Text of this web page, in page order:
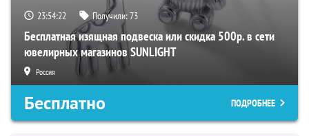
23:54:21 Получили:73
Бесплатная изящная подвеска или скидка 500р. в сети
ювелирных магазинов SUNLIGHT
Россия
Бесплатно ПОДРОБНЕЕ